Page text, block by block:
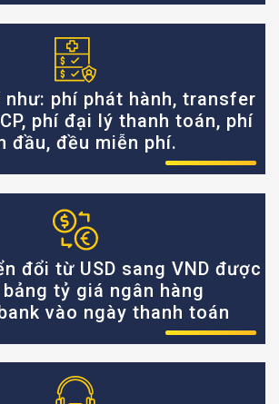
như: phí phát hành, transfer
phí đại lý thanh toán, phí
đầu, đều miễn phí.
đổi từ USD sang VND được
tỷ giá ngân hàng
vào ngày thanh toán